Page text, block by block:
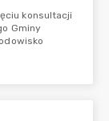
konsultacji
Gminy